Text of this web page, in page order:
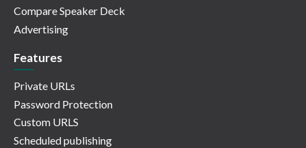
Compare Speaker Deck
Advertising
Features
Private URLs
Password Protection
Custom URLS
Scheduled publishing